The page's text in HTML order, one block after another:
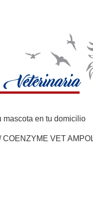
mascota en tu domicilio
COENZYME VET